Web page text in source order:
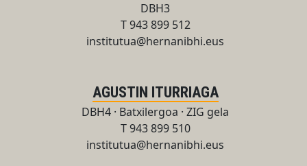
DBH3
T 943 899 512
institutua@hernanibhi.eus
AGUSTIN ITURRIAGA
DBH4 · Batxilergoa · ZIG gela
T 943 899 510
institutua@hernanibhi.eus